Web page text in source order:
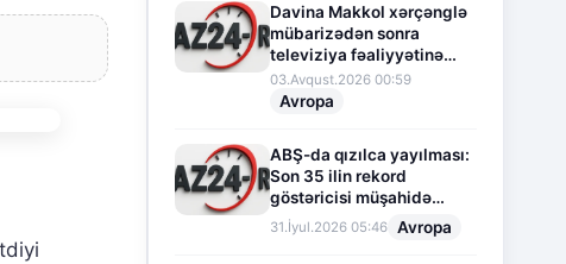
Davina Makkol xərçənglə
mübarizədən sonra
televiziya fəaliyyətinə
fasilə verir
03.Avqust.2026 00:59
Avropa
ABŞ-da qızılca yayılması:
Son 35 ilin rekord
göstəricisi müşahidə
olunur
31.İyul.2026 05:46 Avropa